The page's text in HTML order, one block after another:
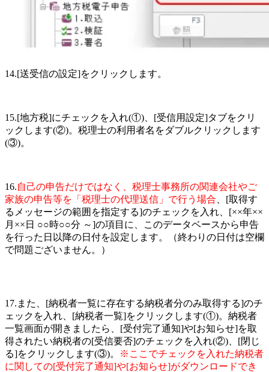
14.[送受信の設定]をクリックします。
15.[地方税]にチェックを入れ(①)、[受信用設定]タブをクリ
ックします(②)。税理士の利用者名をダブルクリックします
(③)。
16.自己の申告だけではなく、税理士事務所の関連会社やご
家族の申告等を「税理士の代理送信」で行う場合
[取得す
るメッセージの範囲を指定する]のチェックを入れ、[××年××
月××日 ○○時○○分 ～]の項目に、このデータベースから申告
を行った日以降の日付を設定します。（終わりの日付は空欄
で問題ございません。）
17.また、 [納税者一覧に存在する納税者分のみ取得する]のチ
ェックを入れ、[納税者一覧]をクリックします(①)。納税者
一覧画面が開きましたら、[受付完了通知]や[お知らせ]を取
得されたい納税者の[受信要否]のチェックを入れ(②)、[閉じ
る]をクリックします(③)。
※ここでチェックを入れた納税者
に関しての[受付完了通知]や[お知らせ]がダウンロードでき